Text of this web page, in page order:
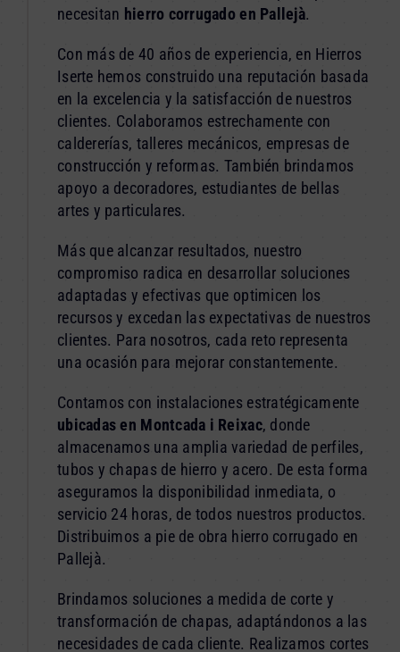
necesitan hierro corrugado en Pallejà.
Con más de 40 años de experiencia, en Hierros
Iserte hemos construido una reputación basada
en la excelencia y la satisfacción de nuestros
clientes. Colaboramos estrechamente con
caldererías, talleres mecánicos, empresas de
construcción y reformas. También brindamos
apoyo a decoradores, estudiantes de bellas
artes y particulares.
Más que alcanzar resultados, nuestro
compromiso radica en desarrollar soluciones
adaptadas y efectivas que optimicen los
recursos y excedan las expectativas de nuestros
clientes. Para nosotros, cada reto representa
una ocasión para mejorar constantemente.
Contamos con instalaciones estratégicamente
ubicadas en Montcada i Reixac, donde
almacenamos una amplia variedad de perfiles,
tubos y chapas de hierro y acero. De esta forma
aseguramos la disponibilidad inmediata, o
servicio 24 horas, de todos nuestros productos.
Distribuimos a pie de obra hierro corrugado en
Pallejà.
Brindamos soluciones a medida de corte y
transformación de chapas, adaptándonos a las
necesidades de cada cliente. Realizamos cortes